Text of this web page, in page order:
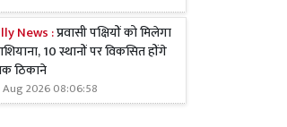
News :प्रवासी पक्षियों को मिलेगा
10 स्थानों पर विकसित होंगे
ठिकाने
2026 08:06:58